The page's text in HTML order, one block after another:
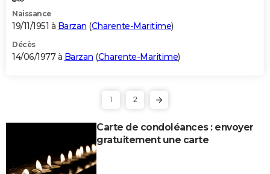
Naissance
19/11/1951 à Barzan (Charente-Maritime)
Décès
14/06/1977 à Barzan (Charente-Maritime)
1 2
Carte de condoléances : envoyer
gratuitement une carte